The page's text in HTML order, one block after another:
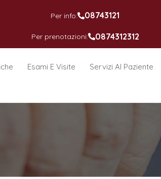
Per info: 08743121
Per prenotazioni: 0874312312
Esami E Visite Servizi Al Paziente